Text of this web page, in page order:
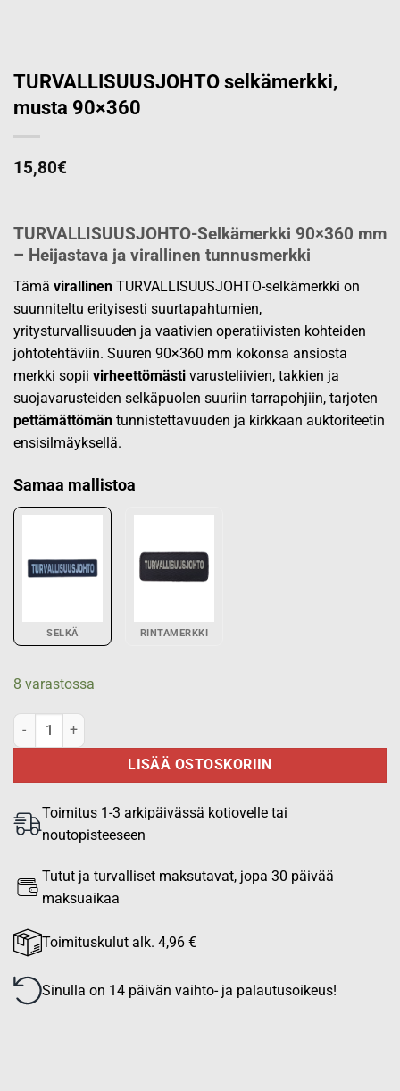
TURVALLISUUSJOHTO selkämerkki,
musta 90×360
15,80€
TURVALLISUUSJOHTO-Selkämerkki 90×360 mm
– Heijastava ja virallinen tunnusmerkki
Tämä virallinen TURVALLISUUSJOHTO-selkämerkki on
suunniteltu erityisesti suurtapahtumien,
yritysturvallisuuden ja vaativien operatiivisten kohteiden
johtotehtäviin. Suuren 90×360 mm kokonsa ansiosta
merkki sopii virheettömästi varusteliivien, takkien ja
suojavarusteiden selkäpuolen suuriin tarrapohjiin, tarjoten
pettämättömän tunnistettavuuden ja kirkkaan auktoriteetin
ensisilmäyksellä.
Samaa mallistoa
SELKÄ RINTAMERKKI
8 varastossa
TURVALLISUUSJOHTO selkämerkki, musta 90x360 määrä
LISÄÄ OSTOSKORIIN
Toimitus 1-3 arkipäivässä kotiovelle tai
noutopisteeseen
Tutut ja turvalliset maksutavat, jopa 30 päivää
maksuaikaa
Toimituskulut alk. 4,96 €
Sinulla on 14 päivän vaihto- ja palautusoikeus!